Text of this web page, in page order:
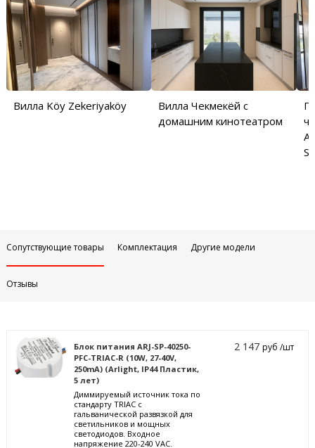
Вилла Köy Zekeriyaköy
Вилла Чекмекёй с
домашним кинотеатром
Сопутствующие товары Комплектация Другие модели
Отзывы
Блок питания ARJ-SP-40250-
PFC-TRIAC-R (10W, 27-40V,
250mA) (Arlight, IP44 Пластик,
5 лет)
Диммируемый источник тока по
стандарту TRIAC с
гальванической развязкой для
светильников и мощных
светодиодов. Входное
напряжение 220-240 VAC.
2 147руб /шт